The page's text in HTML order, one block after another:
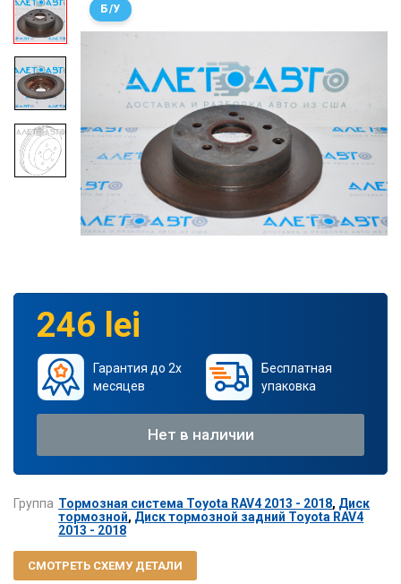
Б/У
246 lei
Гарантия до 2х
месяцев
Бесплатная
упаковка
Нет в наличии
Группа Тормозная система Toyota RAV4 2013 - 2018, Диск
тормозной, Диск тормозной задний Toyota RAV4
2013 - 2018
СМОТРЕТЬ СХЕМУ ДЕТАЛИ